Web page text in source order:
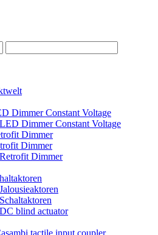
Dimmer Constant Voltage
Dimmer Constant Voltage
Dimmer
Dimmer
Dimmer
blind actuator
tactile input coupler